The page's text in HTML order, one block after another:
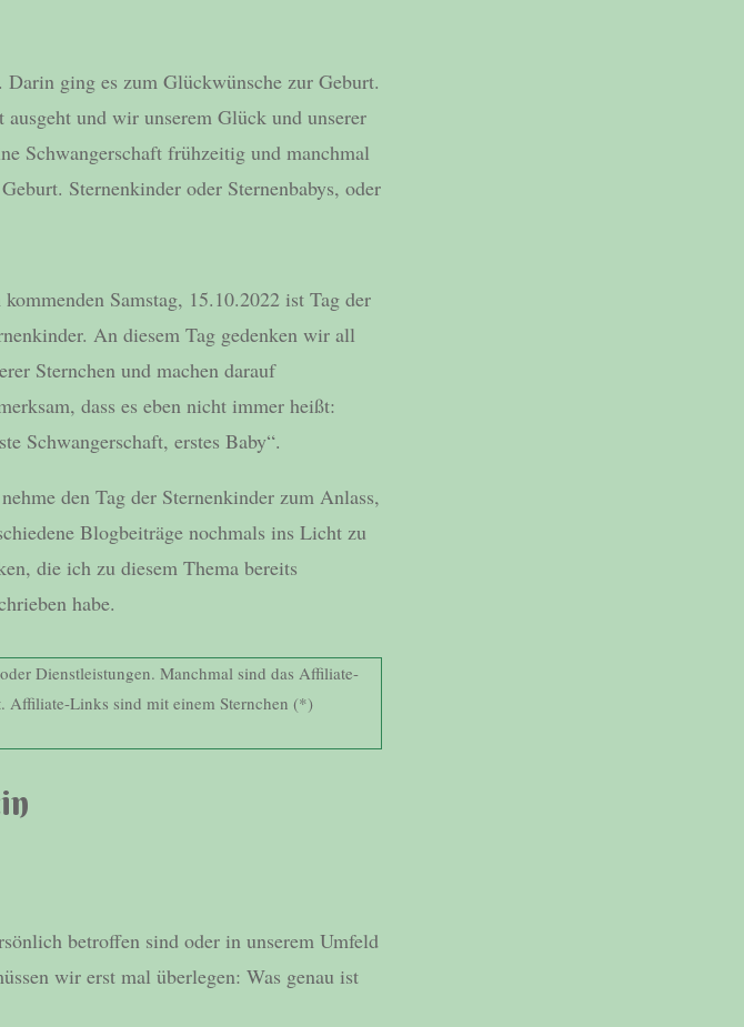
ging es zum Glückwünsche zur Geburt.
und wir unserem Glück und unserer
Schwangerschaft frühzeitig und manchmal
Sternenkinder oder Sternenbabys, oder
Samstag, 15.10.2022 ist Tag der
An diesem Tag gedenken wir all
Sternchen und machen darauf
dass es eben nicht immer heißt:
Schwangerschaft, erstes Baby“.
den Tag der Sternenkinder zum Anlass,
Blogbeiträge nochmals ins Licht zu
die ich zu diesem Thema bereits
habe.
Dienstleistungen. Manchmal sind das Affiliate-
Affiliate-Links sind mit einem Sternchen (*)
betroffen sind oder in unserem Umfeld
wir erst mal überlegen: Was genau ist